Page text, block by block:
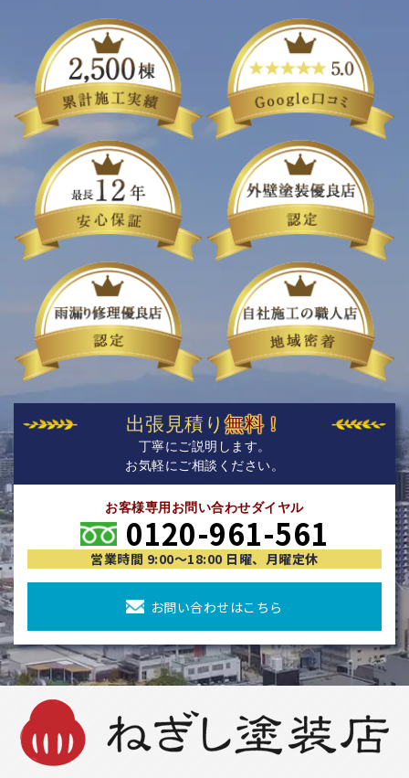
出張見積り無料！
丁寧にご説明します。
お気軽にご相談ください。
お客様専用お問い合わせダイヤル
0120-961-561
営業時間 9:00〜18:00 日曜、月曜定休
お問い合わせはこちら